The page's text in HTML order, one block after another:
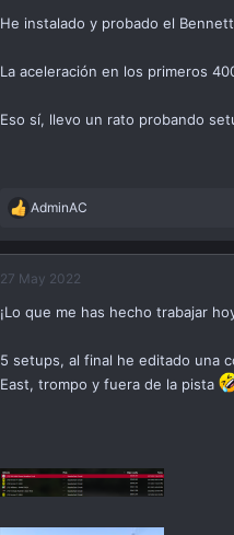
He instalado y probado el
La aceleración en los primeros
Eso sí, llevo un rato probando
R
a
c
i
:
AdminAC
27 May 2022
¡Lo que me has hecho trabajar
5 setups, al final he editado una
East, trompo y fuera de la pista